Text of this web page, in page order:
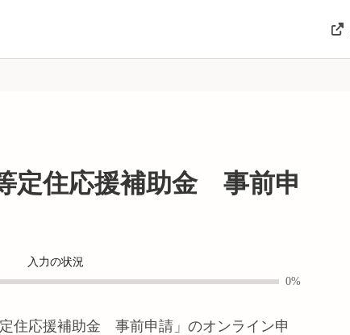
定住応援補助金 事前申
入力の状況
0%
住応援補助金 事前申請 」のオンライン申